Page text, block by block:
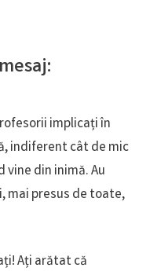
implicați în
indiferent cât de mic
vine din inimă. Au
mai presus de toate,
Ați arătat că